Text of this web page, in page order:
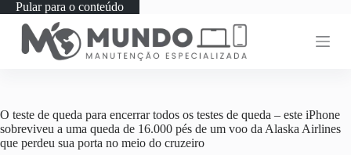
Pular para o conteúdo
O teste de queda para encerrar todos os testes de queda – este iPhone
sobreviveu a uma queda de 16.000 pés de um voo da Alaska Airlines
que perdeu sua porta no meio do cruzeiro